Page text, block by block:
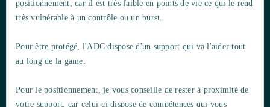
positionnement, car il est très faible en points de vie ce qui le rend
très vulnérable à un contrôle ou un burst.
Pour être protégé, l'ADC dispose d'un support qui va l'aider tout
au long de la game.
Pour le positionnement, je vous conseille de rester à proximité de
votre support, car celui-ci dispose de compétences qui vous